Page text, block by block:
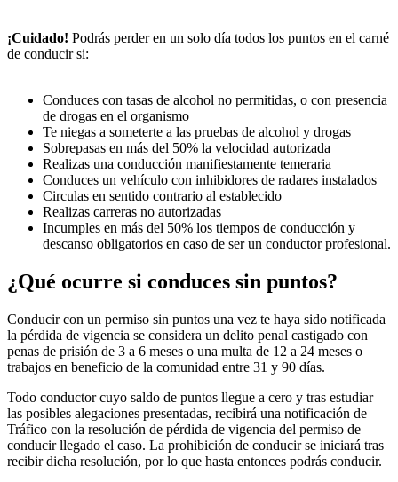
¡Cuidado! Podrás perder en un solo día todos los puntos en el carné
de conducir si:
Conduces con tasas de alcohol no permitidas, o con presencia
de drogas en el organismo
Te niegas a someterte a las pruebas de alcohol y drogas
Sobrepasas en más del 50% la velocidad autorizada
Realizas una conducción manifiestamente temeraria
Conduces un vehículo con inhibidores de radares instalados
Circulas en sentido contrario al establecido
Realizas carreras no autorizadas
Incumples en más del 50% los tiempos de conducción y
descanso obligatorios en caso de ser un conductor profesional.
¿Qué ocurre si conduces sin puntos?
Conducir con un permiso sin puntos una vez te haya sido notificada
la pérdida de vigencia se considera un delito penal castigado con
penas de prisión de 3 a 6 meses o una multa de 12 a 24 meses o
trabajos en beneficio de la comunidad entre 31 y 90 días.
Todo conductor cuyo saldo de puntos llegue a cero y tras estudiar
las posibles alegaciones presentadas, recibirá una notificación de
Tráfico con la resolución de pérdida de vigencia del permiso de
conducir llegado el caso. La prohibición de conducir se iniciará tras
recibir dicha resolución, por lo que hasta entonces podrás conducir.